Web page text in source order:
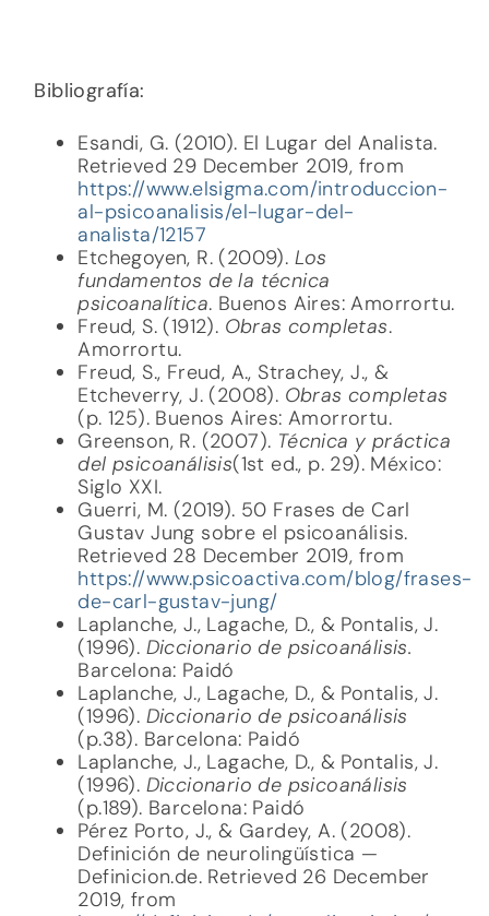
Bibliografía:
Esandi, G. (2010). El Lugar del Analista.
Retrieved 29 December 2019, from
https://www.elsigma.com/introduccion-
al-psicoanalisis/el-lugar-del-
analista/12157
Etchegoyen, R. (2009). Los
fundamentos de la técnica
psicoanalítica. Buenos Aires: Amorrortu.
Freud, S. (1912). Obras completas.
Amorrortu.
Freud, S., Freud, A., Strachey, J., &
Etcheverry, J. (2008). Obras completas
(p. 125). Buenos Aires: Amorrortu.
Greenson, R. (2007). Técnica y práctica
del psicoanálisis(1st ed., p. 29). México:
Siglo XXI.
Guerri, M. (2019). 50 Frases de Carl
Gustav Jung sobre el psicoanálisis.
Retrieved 28 December 2019, from
https://www.psicoactiva.com/blog/frases-
de-carl-gustav-jung/
Laplanche, J., Lagache, D., & Pontalis, J.
(1996). Diccionario de psicoanálisis.
Barcelona: Paidó
Laplanche, J., Lagache, D., & Pontalis, J.
(1996). Diccionario de psicoanálisis
(p.38). Barcelona: Paidó
Laplanche, J., Lagache, D., & Pontalis, J.
(1996). Diccionario de psicoanálisis
(p.189). Barcelona: Paidó
Pérez Porto, J., & Gardey, A. (2008).
Definición de neurolingüística —
Definicion.de. Retrieved 26 December
2019, from